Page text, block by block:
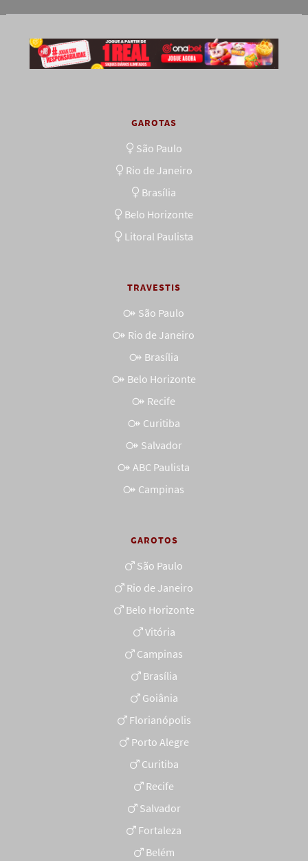
GAROTAS
São Paulo
Rio de Janeiro
Brasília
Belo Horizonte
Litoral Paulista
TRAVESTIS
São Paulo
Rio de Janeiro
Brasília
Belo Horizonte
Recife
Curitiba
Salvador
ABC Paulista
Campinas
GAROTOS
São Paulo
Rio de Janeiro
Belo Horizonte
Vitória
Campinas
Brasília
Goiânia
Florianópolis
Porto Alegre
Curitiba
Recife
Salvador
Fortaleza
Belém